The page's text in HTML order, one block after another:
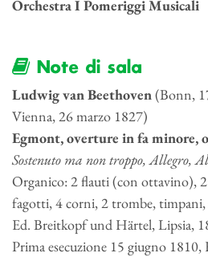
Orchestra I Pomeriggi Musicali
Note di sala
Ludwig van Beethoven(Bonn,
Vienna, 26 marzo 1827)
Egmont, overture in fa minore,
Sostenuto ma non troppo, Allegro,
Organico: 2 flauti (con ottavino),
fagotti, 4 corni, 2 trombe, timpani,
Ed. Breitkopf und Härtel, Lipsia,
Prima esecuzione 15 giugno